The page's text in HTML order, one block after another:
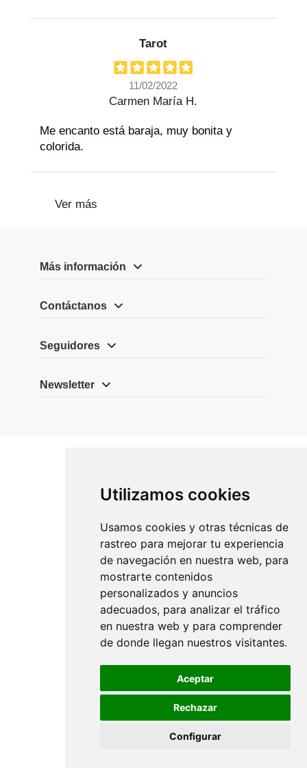
Utilizamos cookies
Usamos cookies y otras técnicas de
rastreo para mejorar tu experiencia
de navegación en nuestra web, para
mostrarte contenidos
personalizados y anuncios
adecuados, para analizar el tráfico
en nuestra web y para comprender
de donde llegan nuestros visitantes.
Aceptar
Rechazar
Configurar
Tarot
11/02/2022
Carmen María H.
Me encanto está baraja, muy bonita y
colorida.
Ver más
Más información
Contáctanos
Seguidores
Newsletter